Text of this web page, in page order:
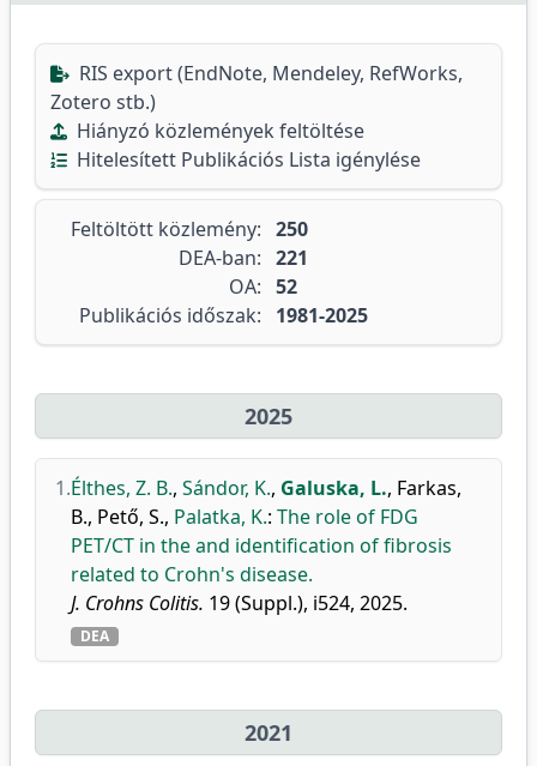
RIS export (EndNote, Mendeley, RefWorks,
Zotero stb.)
Hiányzó közlemények feltöltése
Hitelesített Publikációs Lista igénylése
Feltöltött közlemény: 250
DEA-ban: 221
OA: 52
Publikációs időszak:
1981-2025
2025
1.Élthes, Z. B., Sándor, K., Galuska, L., Farkas,
B., Pető, S., Palatka, K.: The role of FDG
PET/CT in the and identification of fibrosis
related to Crohn's disease.
J. Crohns Colitis. 19 (Suppl.), i524, 2025.
DEA
2021